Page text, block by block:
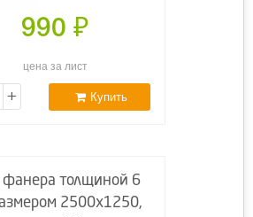
990 ₽
цена за лист
+ Купить
толщиной 6
2500х1250,